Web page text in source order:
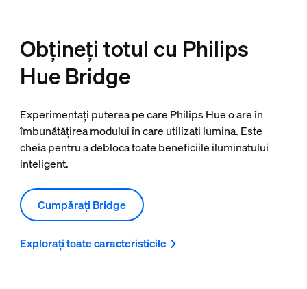
Obțineți totul cu Philips
Hue Bridge
Experimentați puterea pe care Philips Hue o are în
îmbunătățirea modului în care utilizați lumina. Este
cheia pentru a debloca toate beneficiile iluminatului
inteligent.
Cumpărați Bridge
Explorați toate caracteristicile